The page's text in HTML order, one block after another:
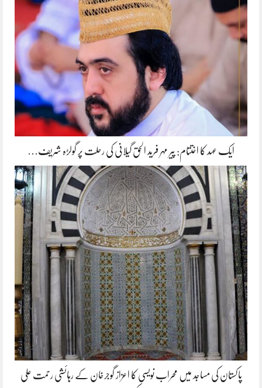
ایک عہد کا اختتام: پیر مہر فرید الحق گیلانی کی رحلت پر گولڑہ شریف…
پاکستان کی مساجد میں محراب نویسی کا اعزاز گوجرخان کے رہائشی رحمت علی